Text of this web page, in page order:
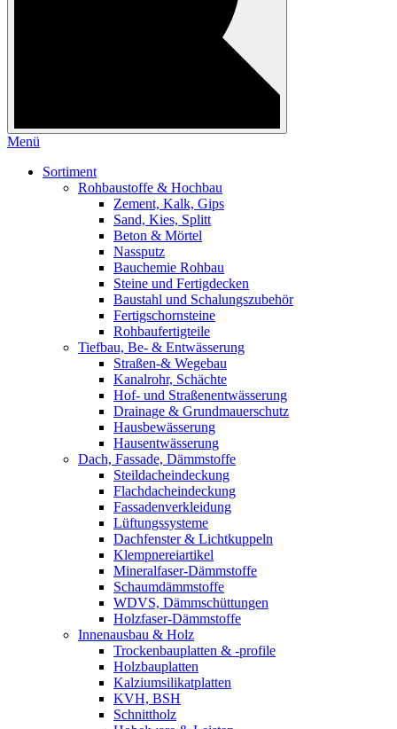
Menü
Sortiment
Rohbaustoffe & Hochbau
Zement, Kalk, Gips
Sand, Kies, Splitt
Beton & Mörtel
Nassputz
Bauchemie Rohbau
Steine und Fertigdecken
Baustahl und Schalungszubehör
Fertigschornsteine
Rohbaufertigteile
Tiefbau, Be- & Entwässerung
Straßen-& Wegebau
Kanalrohr, Schächte
Hof- und Straßenentwässerung
Drainage & Grundmauerschutz
Hausbewässerung
Hausentwässerung
Dach, Fassade, Dämmstoffe
Steildacheindeckung
Flachdacheindeckung
Fassadenverkleidung
Lüftungssysteme
Dachfenster & Lichtkuppeln
Klempnereiartikel
Mineralfaser-Dämmstoffe
Schaumdämmstoffe
WDVS, Dämmschüttungen
Holzfaser-Dämmstoffe
Innenausbau & Holz
Trockenbauplatten & -profile
Holzbauplatten
Kalziumsilikatplatten
KVH, BSH
Schnittholz